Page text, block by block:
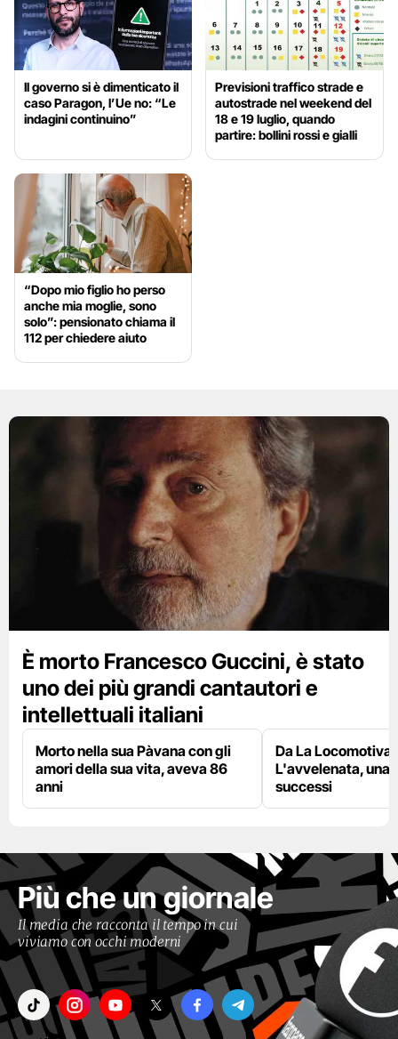
Il governo si è dimenticato il
caso Paragon, l’Ue no: “Le
indagini continuino”
Previsioni traffico strade e
autostrade nel weekend del
18 e 19 luglio, quando
partire: bollini rossi e gialli
“Dopo mio figlio ho perso
anche mia moglie, sono
solo”: pensionato chiama il
112 per chiedere aiuto
È morto Francesco Guccini, è stato
uno dei più grandi cantautori e
intellettuali italiani
Morto nella sua Pàvana con gli
amori della sua vita, aveva 86
anni
Da La Locomotiva
L'avvelenata, una
successi
Più che un giornale
Il media che racconta il tempo in cui
viviamo con occhi moderni